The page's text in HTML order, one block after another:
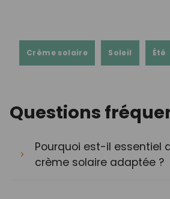
Crème solaire Soleil Été
Questions
Pourquoi est-il essentiel
crème solaire adaptée ?